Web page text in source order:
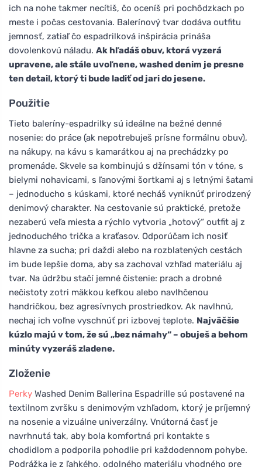
ich na nohe takmer necítiš, čo oceníš pri pochôdzkach po
meste i počas cestovania. Balerínový tvar dodáva outfitu
jemnosť, zatiaľ čo espadrilková inšpirácia prináša
dovolenkovú náladu. Ak hľadáš obuv, ktorá vyzerá
upravene, ale stále uvoľnene, washed denim je presne
ten detail, ktorý ti bude ladiť od jari do jesene.
Použitie
Tieto baleríny-espadrilky sú ideálne na bežné denné
nosenie: do práce (ak nepotrebuješ prísne formálnu obuv),
na nákupy, na kávu s kamarátkou aj na prechádzky po
promenáde. Skvele sa kombinujú s džínsami tón v tóne, s
bielymi nohavicami, s ľanovými šortkami aj s letnými šatami
– jednoducho s kúskami, ktoré necháš vyniknúť prirodzený
denimový charakter. Na cestovanie sú praktické, pretože
nezaberú veľa miesta a rýchlo vytvoria „hotový“ outfit aj z
jednoduchého trička a kraťasov. Odporúčam ich nosiť
hlavne za sucha; pri daždi alebo na rozblatených cestách
im bude lepšie doma, aby sa zachoval vzhľad materiálu aj
tvar. Na údržbu stačí jemné čistenie: prach a drobné
nečistoty zotri mäkkou kefkou alebo navlhčenou
handričkou, bez agresívnych prostriedkov. Ak navlhnú,
nechaj ich voľne vyschnúť pri izbovej teplote. Najväčšie
kúzlo majú v tom, že sú „bez námahy“ – obuješ a behom
minúty vyzeráš zladene.
Zloženie
Perky Washed Denim Ballerina Espadrille sú postavené na
textilnom zvršku s denimovým vzhľadom, ktorý je príjemný
na nosenie a vizuálne univerzálny. Vnútorná časť je
navrhnutá tak, aby bola komfortná pri kontakte s
chodidlom a podporila pohodlie pri každodennom pohybe.
Podrážka je z ľahkého, odolného materiálu vhodného pre